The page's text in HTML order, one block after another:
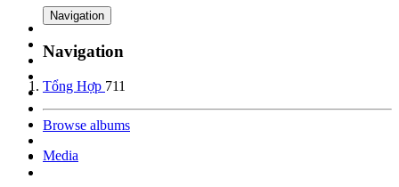
Navigation
Navigation
Tổng Hợp 711
Browse albums
Media